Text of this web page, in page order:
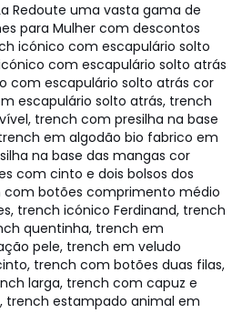
Redoute uma vasta gama de
para Mulher com descontos
icónico com escapulário solto
com escapulário solto atrás
com escapulário solto atrás cor
escapulário solto atrás, trench
trench com presilha na base
em algodão bio fabrico em
na base das mangas cor
com cinto e dois bolsos dos
com botões comprimento médio
trench icónico Ferdinand, trench
quentinha, trench em
pele, trench em veludo
trench com botões duas filas,
larga, trench com capuz e
trench estampado animal em